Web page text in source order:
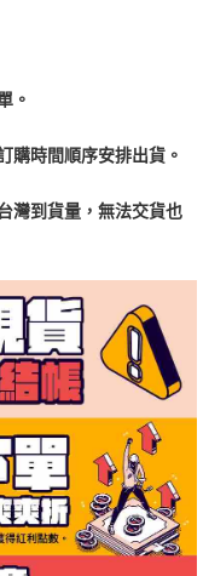
。
購時間順序安排出貨。
灣到貨量，無法交貨也